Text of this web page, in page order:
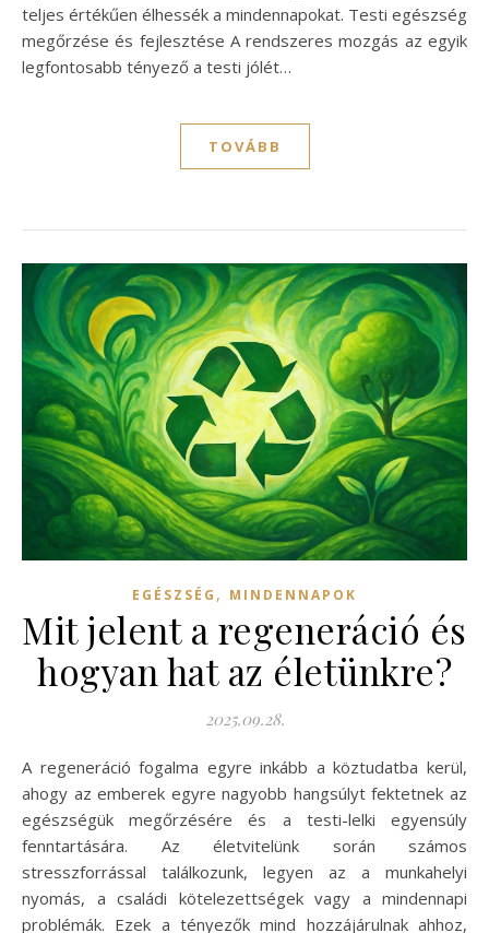
teljes értékűen élhessék a mindennapokat. Testi egészség
megőrzése és fejlesztése A rendszeres mozgás az egyik
legfontosabb tényező a testi jólét…
TOVÁBB
EGÉSZSÉG , MINDENNAPOK
Mit jelent a regeneráció és
hogyan hat az életünkre?
2025.09.28.
A regeneráció fogalma egyre inkább a köztudatba kerül,
ahogy az emberek egyre nagyobb hangsúlyt fektetnek az
egészségük megőrzésére és a testi-lelki egyensúly
fenntartására. Az életvitelünk során számos
stresszforrással találkozunk, legyen az a munkahelyi
nyomás, a családi kötelezettségek vagy a mindennapi
problémák. Ezek a tényezők mind hozzájárulnak ahhoz,